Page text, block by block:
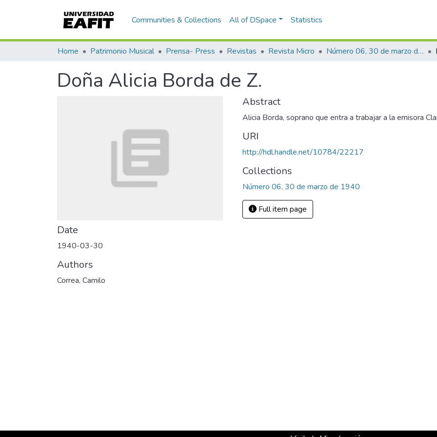
Communities & Collections All of DSpace Statistics
Home Patrimonio Musical Prensa- Press Revistas Revista Micro Número 06, 30 de marzo de 1940
Doña Alicia Borda de Z.
Date
1940-03-30
Authors
Correa, Camilo
Abstract
Alicia Borda, soprano que entra a trabajar a la emisora
URI
http://hdl.handle.net/10784/22217
Collections
Número 06, 30 de marzo de 1940
Full item page